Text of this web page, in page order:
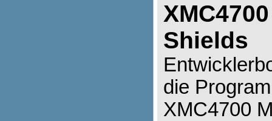
Shields
die
XMC4700